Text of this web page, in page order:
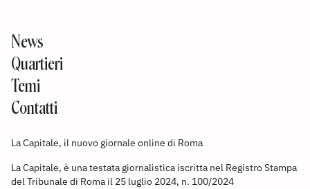
News
Quartieri
Temi
Contatti
La Capitale, il nuovo giornale online di Roma
La Capitale, è una testata giornalistica iscritta nel Registro Stampa
del Tribunale di Roma il 25 luglio 2024, n. 100/2024